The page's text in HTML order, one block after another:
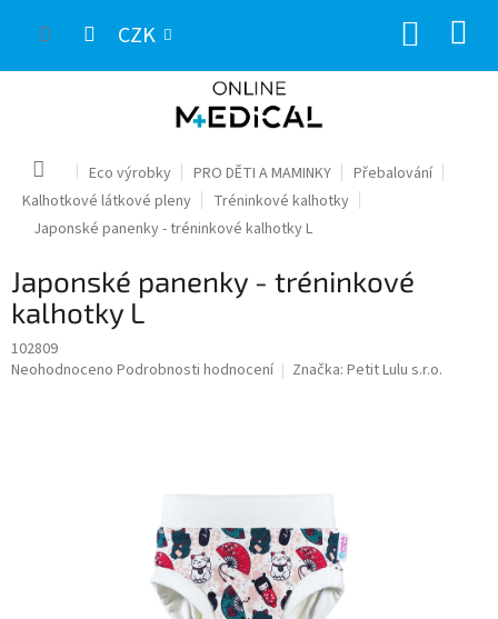
CZK
Domů Eco výrobky PRO DĚTI A MAMINKY
Přebalování
Kalhotkové látkové pleny
Tréninkové kalhotky
Japonské panenky - tréninkové kalhotky L
Japonské panenky - tréninkové
kalhotky L
102809
Průměrné
Neohodnoceno Podrobnosti hodnocení Značka: Petit Lulu s.r.o.